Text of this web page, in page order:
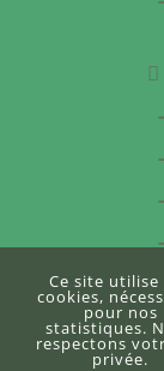
Ce site utilise
cookies,
pour nos
statistiques.
respectons
privée.